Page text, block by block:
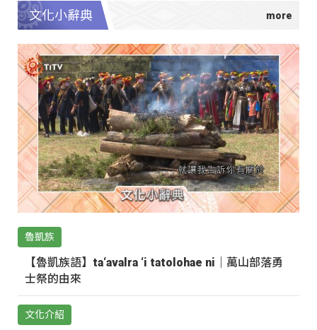
文化小辭典
魯凱族
【魯凱族語】ta‘avalra ‘i tatolohae ni｜萬山部落勇
士祭的由來
文化介紹